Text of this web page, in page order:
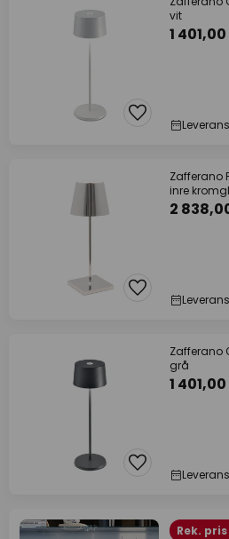
vit
1
Zafferano
inre
2
Zafferano
grå
1
Rek.